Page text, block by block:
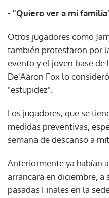
- "Quiero ver a mi
Otros jugadores como
también protestaron por
evento y el joven base de
De'Aaron Fox lo
"estupidez".
Los jugadores, que se
medidas preventivas,
semana de descanso a
Anteriormente ya habían
arrancara en diciembre, a
pasadas Finales en la